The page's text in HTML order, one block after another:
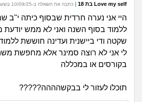
עצות
מה
מתחם
Love my self בת 18 | כתבה את השאלה ב-10/09/25 בשעה 14:36
היי אני נערה חרדית שבסוף כיתה י"ב
ללמוד בסוף השנה ואני לא ממש יודעת
שקטה ודי ביישנית ועדינה חוששת
לי אני לא רוצה סמינר אלא מחפשת
בקורסים או במכללה
תוכלו לעזור לי בבקשהההה?????